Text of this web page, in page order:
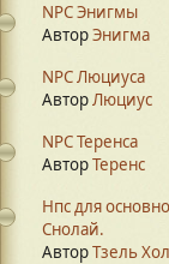
NPC Энигмы
АвторЭнигма
NPC Люциуса
АвторЛюциус
NPC Теренса
АвторТеренс
Нпс для
Снолай.
АвторТзель